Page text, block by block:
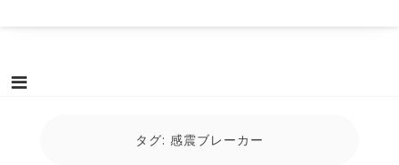
タグ: 感震ブレーカー